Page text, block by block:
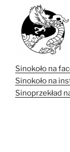
Sinokoło na
Sinokoło na
Sinoprzekład